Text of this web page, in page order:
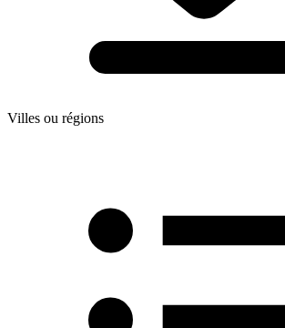
Villes ou régions